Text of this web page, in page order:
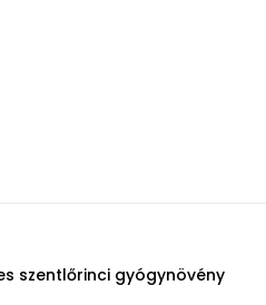
szentlőrinci gyógynövény